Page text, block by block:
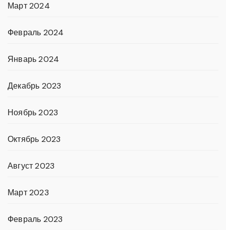
Март 2024
Февраль 2024
Январь 2024
Декабрь 2023
Ноябрь 2023
Октябрь 2023
Август 2023
Март 2023
Февраль 2023